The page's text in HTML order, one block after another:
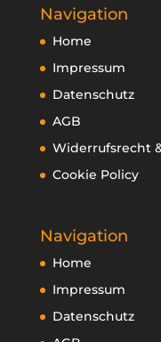
Navigation
Home
Impressum
Datenschutz
AGB
Widerrufsrecht
Cookie Policy
Navigation
Home
Impressum
Datenschutz